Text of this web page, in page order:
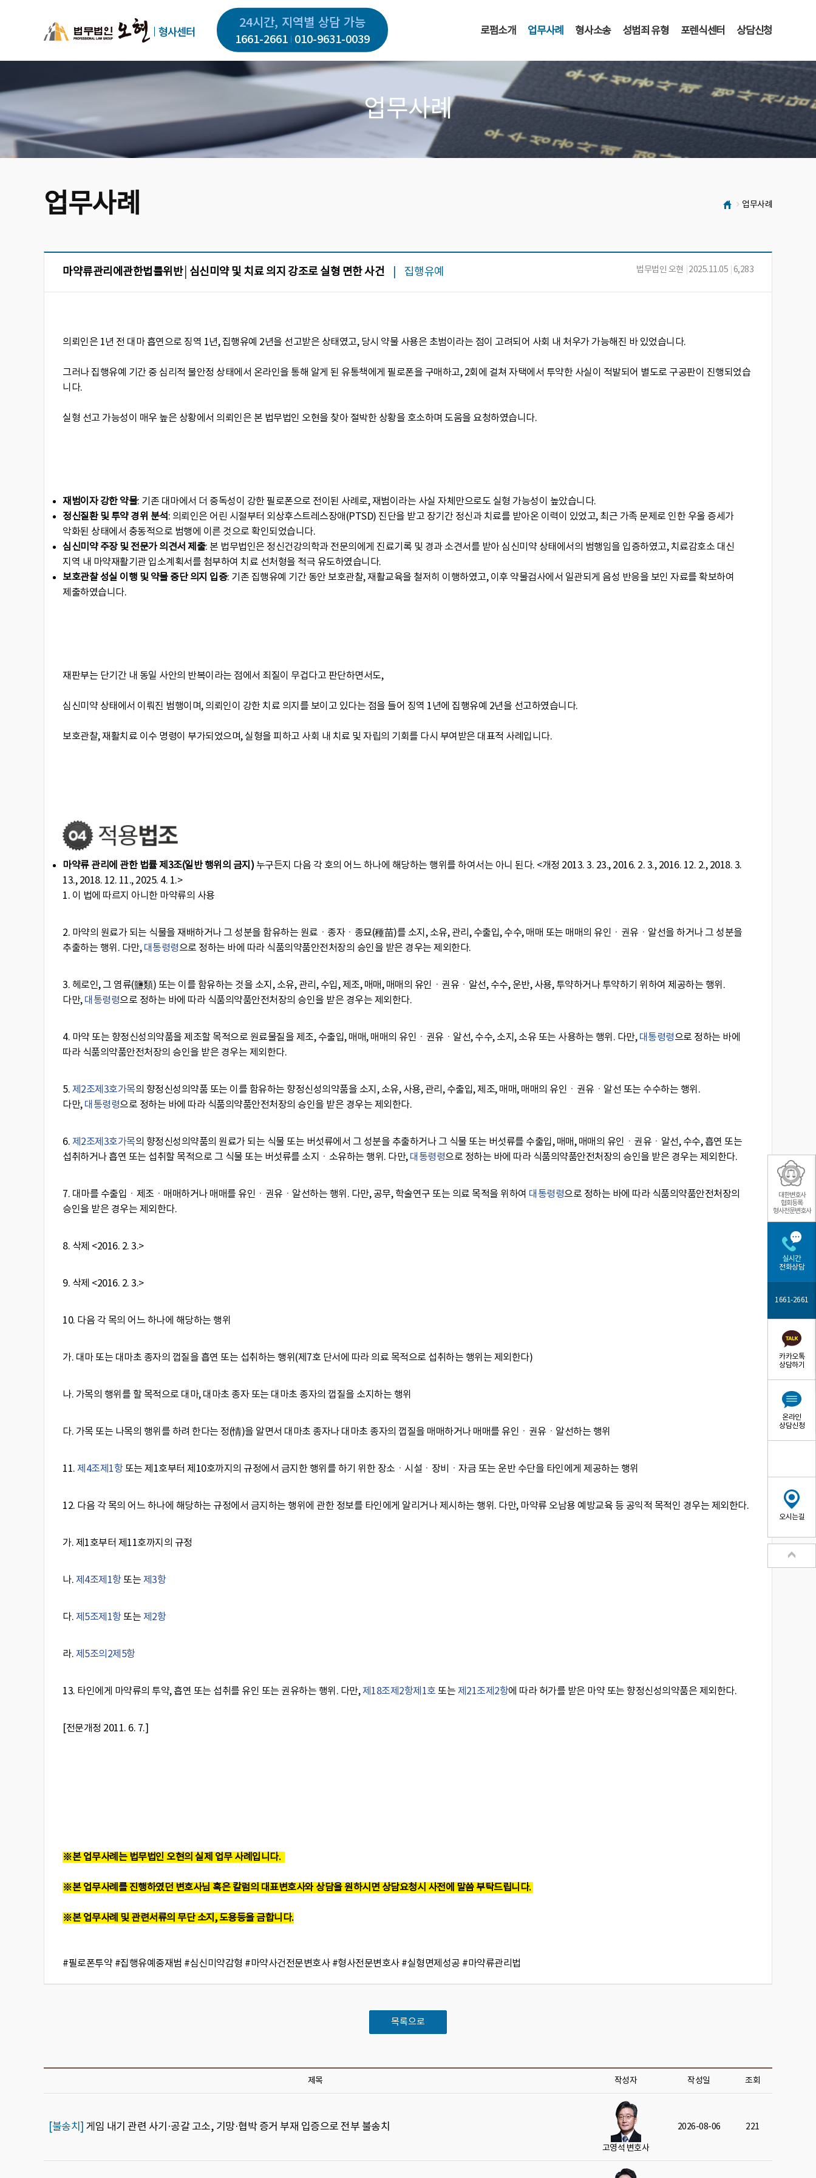
로
뛰
24시간, 지역별 상담 가능
1661-2661 010-9631-0039 로펌소개 업무사례 형사소송 성범죄 유형 포렌식센터 상담신청
업무사례
업무사례 업무사례
법무법인 오현 2025.11.05 6,283
마약류관리에관한법률위반│심신미약 및 치료 의지 강조로 실형 면한 사건 집행유예
의뢰인은 1년 전 대마 흡연으로 징역 1년, 집행유예 2년을 선고받은 상태였고, 당시 약물 사용은 초범이라는 점이 고려되어 사회 내 처우가 가능해진 바 있었습니다.
그러나 집행유예 기간 중 심리적 불안정 상태에서 온라인을 통해 알게 된 유통책에게 필로폰을 구매하고, 2회에 걸쳐 자택에서 투약한 사실이 적발되어 별도로 구공판이 진행되었습
니다.
실형 선고 가능성이 매우 높은 상황에서 의뢰인은 본 법무법인 오현을 찾아 절박한 상황을 호소하며 도움을 요청하였습니다.
재범이자 강한 약물: 기존 대마에서 더 중독성이 강한 필로폰으로 전이된 사례로, 재범이라는 사실 자체만으로도 실형 가능성이 높았습니다.
정신질환 및 투약 경위 분석: 의뢰인은 어린 시절부터 외상후스트레스장애(PTSD) 진단을 받고 장기간 정신과 치료를 받아온 이력이 있었고, 최근 가족 문제로 인한 우울 증세가
악화된 상태에서 충동적으로 범행에 이른 것으로 확인되었습니다.
심신미약 주장 및 전문가 의견서 제출: 본 법무법인은 정신건강의학과 전문의에게 진료기록 및 경과 소견서를 받아 심신미약 상태에서의 범행임을 입증하였고, 치료감호소 대신
지역 내 마약재활기관 입소계획서를 첨부하여 치료 선처형을 적극 유도하였습니다.
보호관찰 성실 이행 및 약물 중단 의지 입증: 기존 집행유예 기간 동안 보호관찰, 재활교육을 철저히 이행하였고, 이후 약물검사에서 일관되게 음성 반응을 보인 자료를 확보하여
제출하였습니다.
재판부는 단기간 내 동일 사안의 반복이라는 점에서 죄질이 무겁다고 판단하면서도,
심신미약 상태에서 이뤄진 범행이며, 의뢰인이 강한 치료 의지를 보이고 있다는 점을 들어 징역 1년에 집행유예 2년을 선고하였습니다.
보호관찰, 재활치료 이수 명령이 부가되었으며, 실형을 피하고 사회 내 치료 및 자립의 기회를 다시 부여받은 대표적 사례입니다.
마약류 관리에 관한 법률제3조(일반 행위의 금지)누구든지 다음 각 호의 어느 하나에 해당하는 행위를 하여서는 아니 된다. <개정 2013. 3. 23., 2016. 2. 3., 2016. 12. 2., 2018. 3.
13., 2018. 12. 11., 2025. 4. 1.>
1. 이 법에 따르지 아니한 마약류의 사용
2. 마약의 원료가 되는 식물을 재배하거나 그 성분을 함유하는 원료ㆍ종자ㆍ종묘(種苗)를 소지, 소유, 관리, 수출입, 수수, 매매 또는 매매의 유인ㆍ권유ㆍ알선을 하거나 그 성분을
추출하는 행위. 다만, 대통령령으로 정하는 바에 따라 식품의약품안전처장의 승인을 받은 경우는 제외한다.
3. 헤로인, 그 염류(鹽類) 또는 이를 함유하는 것을 소지, 소유, 관리, 수입, 제조, 매매, 매매의 유인ㆍ권유ㆍ알선, 수수, 운반, 사용, 투약하거나 투약하기 위하여 제공하는 행위.
다만, 대통령령으로 정하는 바에 따라 식품의약품안전처장의 승인을 받은 경우는 제외한다.
4. 마약 또는 향정신성의약품을 제조할 목적으로 원료물질을 제조, 수출입, 매매, 매매의 유인ㆍ권유ㆍ알선, 수수, 소지, 소유 또는 사용하는 행위. 다만, 대통령령으로 정하는 바에
따라 식품의약품안전처장의 승인을 받은 경우는 제외한다.
5. 제2조제3호가목의 향정신성의약품 또는 이를 함유하는 향정신성의약품을 소지, 소유, 사용, 관리, 수출입, 제조, 매매, 매매의 유인ㆍ권유ㆍ알선 또는 수수하는 행위.
다만, 대통령령으로 정하는 바에 따라 식품의약품안전처장의 승인을 받은 경우는 제외한다.
6. 제2조제3호가목의 향정신성의약품의 원료가 되는 식물 또는 버섯류에서 그 성분을 추출하거나 그 식물 또는 버섯류를 수출입, 매매, 매매의 유인ㆍ권유ㆍ알선, 수수, 흡연 또는
섭취하거나 흡연 또는 섭취할 목적으로 그 식물 또는 버섯류를 소지ㆍ소유하는 행위. 다만, 대통령령으로 정하는 바에 따라 식품의약품안전처장의 승인을 받은 경우는 제외한다.
7. 대마를 수출입ㆍ제조ㆍ매매하거나 매매를 유인ㆍ권유ㆍ알선하는 행위. 다만, 공무, 학술연구 또는 의료 목적을 위하여 대통령령으로 정하는 바에 따라 식품의약품안전처장의
승인을 받은 경우는 제외한다.
8. 삭제 <2016. 2. 3.>
9. 삭제 <2016. 2. 3.>
10. 다음 각 목의 어느 하나에 해당하는 행위
가. 대마 또는 대마초 종자의 껍질을 흡연 또는 섭취하는 행위(제7호 단서에 따라 의료 목적으로 섭취하는 행위는 제외한다)
나. 가목의 행위를 할 목적으로 대마, 대마초 종자 또는 대마초 종자의 껍질을 소지하는 행위
다. 가목 또는 나목의 행위를 하려 한다는 정(情)을 알면서 대마초 종자나 대마초 종자의 껍질을 매매하거나 매매를 유인ㆍ권유ㆍ알선하는 행위
11. 제4조제1항또는 제1호부터 제10호까지의 규정에서 금지한 행위를 하기 위한 장소ㆍ시설ㆍ장비ㆍ자금 또는 운반 수단을 타인에게 제공하는 행위
12. 다음 각 목의 어느 하나에 해당하는 규정에서 금지하는 행위에 관한 정보를 타인에게 알리거나 제시하는 행위. 다만, 마약류 오남용 예방교육 등 공익적 목적인 경우는 제외한다.
가. 제1호부터 제11호까지의 규정
나. 제4조제1항또는 제3항
다. 제5조제1항또는 제2항
라. 제5조의2제5항
13. 타인에게 마약류의 투약, 흡연 또는 섭취를 유인 또는 권유하는 행위. 다만,제18조제2항제1호 또는 제21조제2항에 따라 허가를 받은 마약 또는 향정신성의약품은 제외한다.
[전문개정 2011. 6. 7.]
※본 업무사례는 법무법인 오현의 실제 업무 사례입니다.
※본 업무사례를 진행하였던 변호사님 혹은 칼럼의 대표변호사와 상담을 원하시면 상담요청시 사전에 말씀 부탁드립니다.
※본 업무사례 및 관련서류의 무단 소지, 도용등을 금합니다.
#필로폰투약 #집행유예중재범 #심신미약감형 #마약사건전문변호사 #형사전문변호사 #실형면제성공 #마약류관리법
목록으로
제목 작성자 작성일 조회
[불송치] 게임 내기 관련 사기·공갈 고소, 기망·협박 증거 부재 입증으로 전부 불송치
고영석 변호사
2026-08-06 221
대한변호사
협회등록
형사전문변호사
실시간
전화상담
1661-2661
카카오톡
상담하기
온라인
상담신청
오시는길